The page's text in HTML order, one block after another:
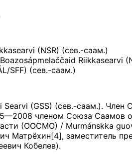
(NSR) (сев.-саам.)
Riikkasearvi
SFF) (сев.-саам.)
(GSS) (сев.-саам.).
членом Союза Саамов
(ООСМО) / Murmánskka
Матрёхин[4], заместитель
Кобелев).